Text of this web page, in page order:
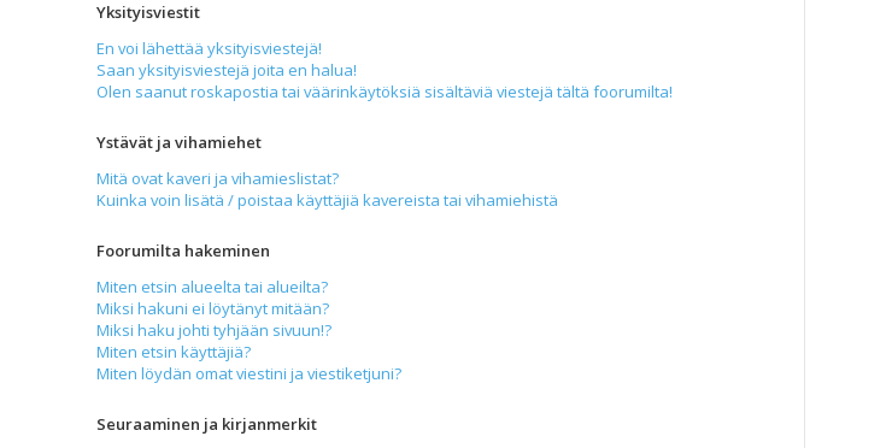
Yksityisviestit
En voi lähettää yksityisviestejä!
Saan yksityisviestejä joita en halua!
Olen saanut roskapostia tai väärinkäytöksiä sisältäviä viestejä tältä foorumilta!
Ystävät ja vihamiehet
Mitä ovat kaveri ja vihamieslistat?
Kuinka voin lisätä / poistaa käyttäjiä kavereista tai vihamiehistä
Foorumilta hakeminen
Miten etsin alueelta tai alueilta?
Miksi hakuni ei löytänyt mitään?
Miksi haku johti tyhjään sivuun!?
Miten etsin käyttäjiä?
Miten löydän omat viestini ja viestiketjuni?
Seuraaminen ja kirjanmerkit